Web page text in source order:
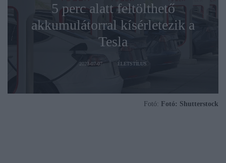
5 perc alatt feltölthető
akkumulátorral kísérletezik a
Tesla
2023-07-07 ÉLETSTÍLUS
Fotó: Fotó: Shutterstock